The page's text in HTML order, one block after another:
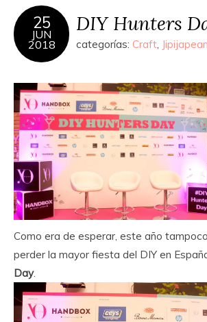
25
JUN
2018
DIY Hunters
categorías: Craft,
Como era de esperar, este año
perder la mayor fiesta del DIY en
Day.